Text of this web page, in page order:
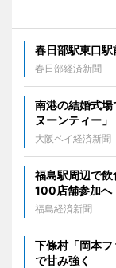
春日部駅東口
春日部経済新聞
南港の結婚式
ヌーンティー」
大阪ベイ経済新聞
福島駅周辺で
100店舗参加へ
福島経済新聞
下條村「岡本
で甘み強く